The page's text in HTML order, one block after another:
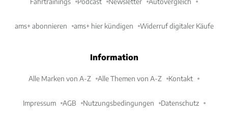
ams+ abonnieren ams+ hier kündigen Widerruf digitaler Käufe
Information
Alle Marken von A-Z Alle Themen von A-Z Kontakt
Impressum AGB Nutzungsbedingungen Datenschutz